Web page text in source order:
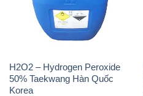
H2O2 – Hydrogen Peroxide
50% Taekwang Hàn Quốc
Korea